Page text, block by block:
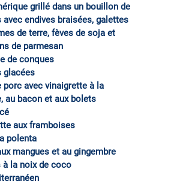
grillé dans un bouillon de
avec endives braisées, galettes
de terre, fèves de soja et
de parmesan
de conques
glacées
porc avec vinaigrette à la
au bacon et aux bolets
aux framboises
polenta
mangues et au gingembre
à la noix de coco